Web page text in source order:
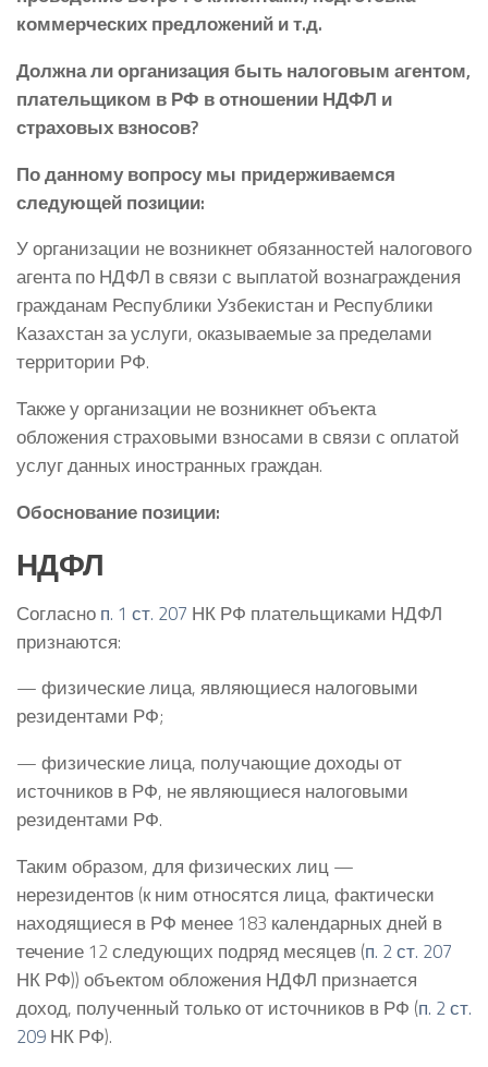
коммерческих предложений и т.д.
Должна ли организация быть налоговым агентом,
плательщиком в РФ в отношении НДФЛ и
страховых взносов?
По данному вопросу мы придерживаемся
следующей позиции:
У организации не возникнет обязанностей налогового
агента по НДФЛ в связи с выплатой вознаграждения
гражданам Республики Узбекистан и Республики
Казахстан за услуги, оказываемые за пределами
территории РФ.
Также у организации не возникнет объекта
обложения страховыми взносами в связи с оплатой
услуг данных иностранных граждан.
Обоснование позиции:
НДФЛ
Согласно п. 1 ст. 207 НК РФ плательщиками НДФЛ
признаются:
— физические лица, являющиеся налоговыми
резидентами РФ;
— физические лица, получающие доходы от
источников в РФ, не являющиеся налоговыми
резидентами РФ.
Таким образом, для физических лиц —
нерезидентов (к ним относятся лица, фактически
находящиеся в РФ менее 183 календарных дней в
течение 12 следующих подряд месяцев (п. 2 ст. 207
НК РФ)) объектом обложения НДФЛ признается
доход, полученный только от источников в РФ (п. 2 ст.
209 НК РФ).